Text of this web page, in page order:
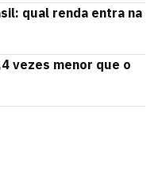
qual renda entra na
vezes menor que o